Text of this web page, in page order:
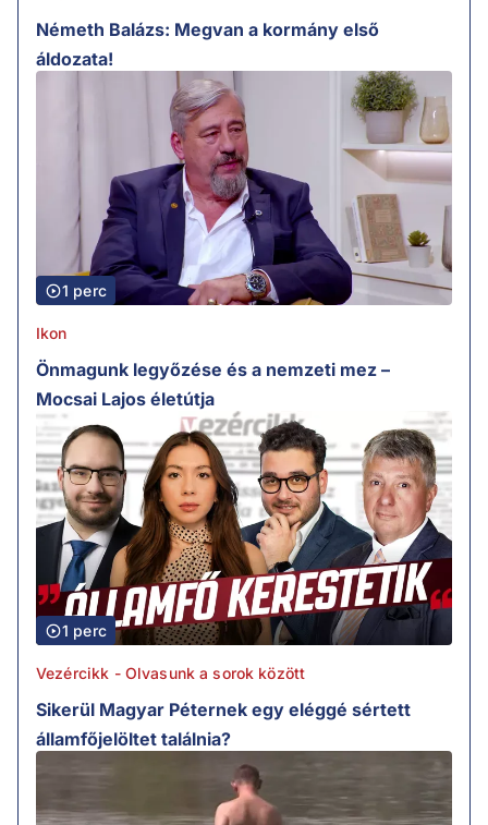
Németh Balázs: Megvan a kormány első
áldozata!
1 perc
Ikon
Önmagunk legyőzése és a nemzeti mez –
Mocsai Lajos életútja
1 perc
Vezércikk - Olvasunk a sorok között
Sikerül Magyar Péternek egy eléggé sértett
államfőjelöltet találnia?